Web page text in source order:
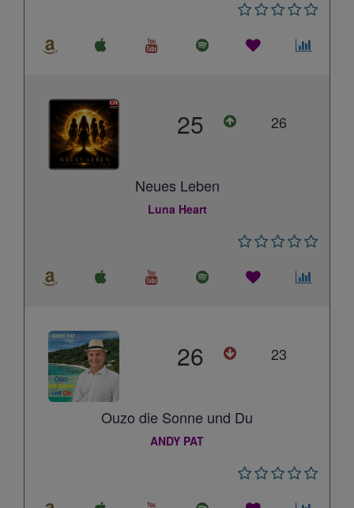
25 26
Neues Leben
Luna Heart
26 23
Ouzo die Sonne und Du
ANDY PAT